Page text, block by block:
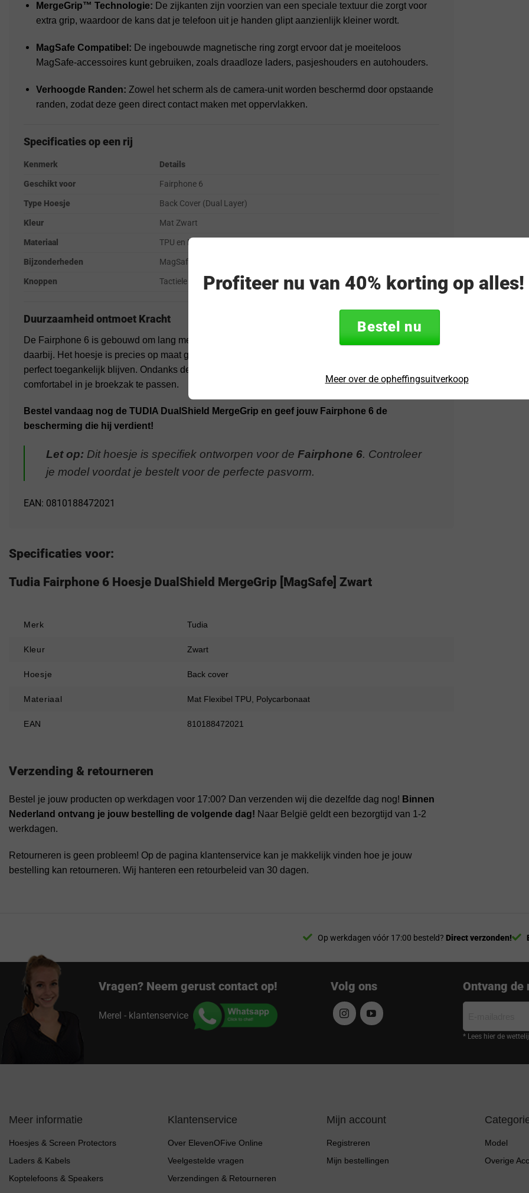
MergeGrip™ Technologie: De zijkanten zijn voorzien van een speciale textuur die zorgt voor
extra grip, waardoor de kans dat je telefoon uit je handen glipt aanzienlijk kleiner wordt.
MagSafe Compatibel: De ingebouwde magnetische ring zorgt ervoor dat je moeiteloos
MagSafe-accessoires kunt gebruiken, zoals draadloze laders, pasjeshouders en autohouders.
Verhoogde Randen: Zowel het scherm als de camera-unit worden beschermd door opstaande
randen, zodat deze geen direct contact maken met oppervlakken.
Specificaties op een rij
Kenmerk
Details
Geschikt voor
Fairphone 6
Type Hoesje
Back Cover (Dual Layer)
Kleur
Mat Zwart
Materiaal
TPU en Polycarbonaat
Bijzonderheden
MagSafe ondersteuning & Extra Grip
Knoppen
Tactiele “Easy Click” knoppen
Duurzaamheid ontmoet Kracht
De Fairphone 6 is gebouwd om lang mee te gaan, en de TUDIA DualShield MergeGrip helpt je
daarbij. Het hoesje is precies op maat gesneden, zodat alle poorten en de vingerafdrukscanner
perfect toegankelijk blijven. Ondanks de dubbele laag blijft het ontwerp slank genoeg om
comfortabel in je broekzak te passen.
Bestel vandaag nog de TUDIA DualShield MergeGrip en geef jouw Fairphone 6 de
bescherming die hij verdient!
Let op: Dit hoesje is specifiek ontworpen voor de Fairphone 6. Controleer
je model voordat je bestelt voor de perfecte pasvorm.
EAN: 0810188472021
Specificaties voor:
Tudia Fairphone 6 Hoesje DualShield MergeGrip [MagSafe] Zwart
Merk Tudia
Kleur Zwart
Hoesje Back cover
Materiaal Mat Flexibel TPU, Polycarbonaat
EAN 810188472021
Verzending & retourneren
Bestel je jouw producten op werkdagen voor 17:00? Dan verzenden wij die dezelfde dag nog! Binnen
Nederland ontvang je jouw bestelling de volgende dag! Naar België geldt een bezorgtijd van 1-2
werkdagen.
Retourneren is geen probleem! Op de pagina klantenservice kan je makkelijk vinden hoe je jouw
bestelling kan retourneren. Wij hanteren een retourbeleid van 30 dagen.
Op werkdagen vóór 17:00 besteld? Direct verzonden!
Vragen? Neem gerust contact op!
Merel - klantenservice
Volg ons Ontvang
* Lees hier de
Meer informatie
Hoesjes & Screen Protectors
Laders & Kabels
Koptelefoons & Speakers
Klantenservice
Over ElevenOFive Online
Veelgestelde vragen
Verzendingen & Retourneren
Mijn account
Registreren
Mijn bestellingen
Model
Overige
Profiteer nu van 40% korting op alles!
Bestel nu
Meer over de opheffingsuitverkoop